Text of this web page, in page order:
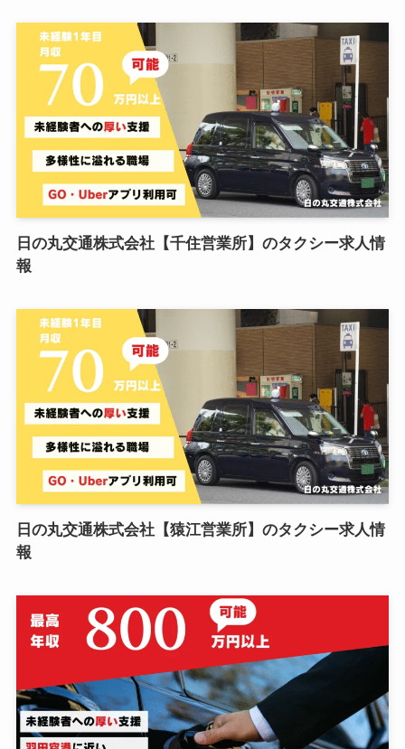
日の丸交通株式会社【千住営業所】のタクシー求人情
報
日の丸交通株式会社【猿江営業所】のタクシー求人情
報